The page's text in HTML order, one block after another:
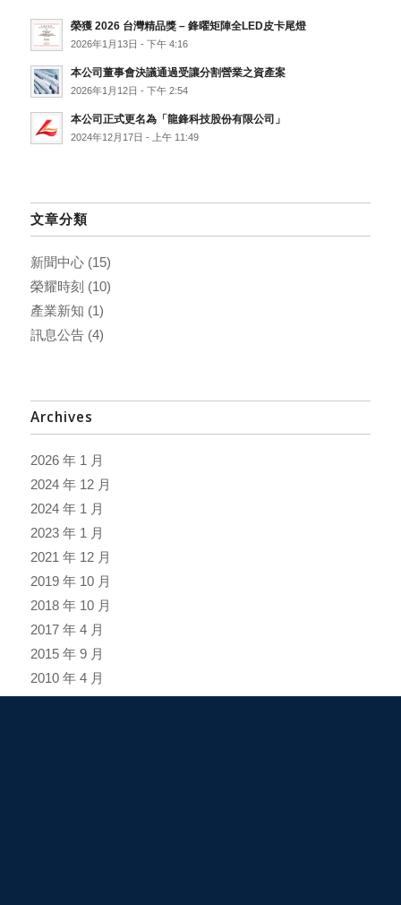
榮獲 2026 台灣精品獎 – 鋒曜矩陣全LED皮卡尾燈
2026年1月13日 - 下午 4:16
本公司董事會決議通過受讓分割營業之資產案
2026年1月12日 - 下午 2:54
本公司正式更名為「龍鋒科技股份有限公司」
2024年12月17日 - 上午 11:49
文章分類
新聞中心(15)
榮耀時刻 (10)
產業新知 (1)
訊息公告(4)
Archives
2026 年 1 月
2024 年 12 月
2024 年 1 月
2023 年 1 月
2021 年 12 月
2019 年 10 月
2018 年 10 月
2017 年 4 月
2015 年 9 月
2010 年 4 月